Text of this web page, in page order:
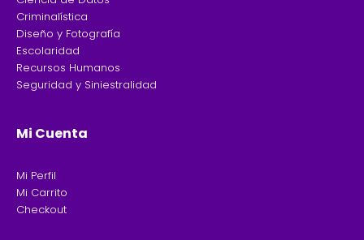
Criminalística
Diseño y Fotografía
Escolaridad
Recursos Humanos
Seguridad y Siniestralidad
Mi Cuenta
Mi Perfil
Mi Carrito
Checkout